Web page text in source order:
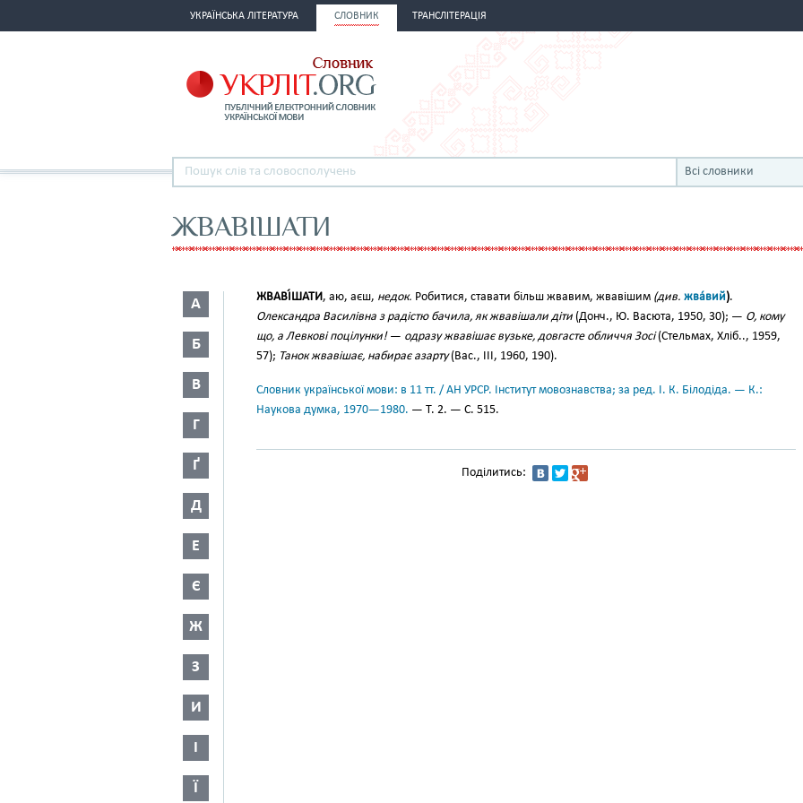
УКРАЇНСЬКА ЛІТЕРАТУРА СЛОВНИК ТРАНСЛІТЕРАЦІЯ
Всі словники
ЖВАВІШАТИ
А
Б
В
Г
Ґ
Д
Е
Є
Ж
З
И
І
Ї
ЖВАВІ́ШАТИ, аю, аєш, недок. Робитися, ставати більш жвавим, жвавішим (див. жва́вий).
Олександра Василівна з радістю бачила, як жвавішали діти (Донч., Ю. Васюта, 1950, 30); — О, кому
що, а Левкові поцілунки!— одразу жвавішає вузьке, довгасте обличчя Зосі(Стельмах, Хліб.., 1959,
57); Танок жвавішає, набирає азарту(Вас., III, 1960, 190).
Словник української мови: в 11 тт. / АН УРСР. Інститут мовознавства; за ред. І. К. Білодіда. — К.:
Наукова думка, 1970—1980. — Т. 2. — С. 515.
Поділитись: